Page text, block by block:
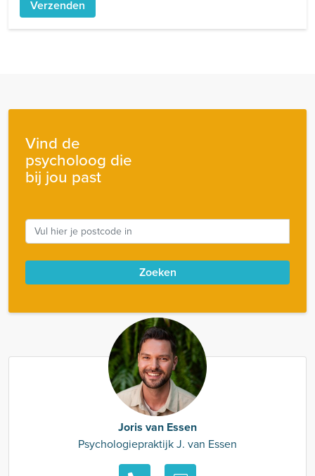
Vind de
psycholoog die
bij jou past
Zoeken
Joris van Essen
Psychologiepraktijk J. van Essen